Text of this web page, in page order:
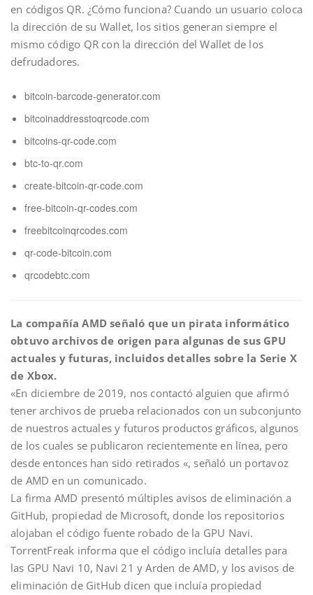
en códigos QR. ¿Cómo funciona? Cuando un usuario coloca
la dirección de su Wallet, los sitios generan siempre el
mismo código QR con la dirección del Wallet de los
defrudadores.
bitcoin-barcode-generator.com
bitcoinaddresstoqrcode.com
bitcoins-qr-code.com
btc-to-qr.com
create-bitcoin-qr-code.com
free-bitcoin-qr-codes.com
freebitcoinqrcodes.com
qr-code-bitcoin.com
qrcodebtc.com
La compañía AMD señaló que un pirata informático
obtuvo archivos de origen para algunas de sus GPU
actuales y futuras, incluidos detalles sobre la Serie X
de Xbox.
«En diciembre de 2019, nos contactó alguien que afirmó
tener archivos de prueba relacionados con un subconjunto
de nuestros actuales y futuros productos gráficos, algunos
de los cuales se publicaron recientemente en línea, pero
desde entonces han sido retirados «, señaló un portavoz
de AMD en un comunicado.
La firma AMD presentó múltiples avisos de eliminación a
GitHub, propiedad de Microsoft, donde los repositorios
alojaban el código fuente robado de la GPU Navi.
TorrentFreak informa que el código incluía detalles para
las GPU Navi 10, Navi 21 y Arden de AMD, y los avisos de
eliminación de GitHub dicen que incluía propiedad